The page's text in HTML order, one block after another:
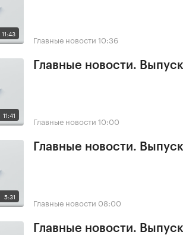
11:43 Главные новости 10:36
11:41
Главные новости.
Главные новости 10:00
5:31
Главные новости.
Главные новости 08:00
Главные новости.